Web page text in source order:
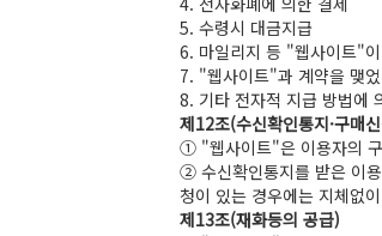
5. 수령시 대금지급
6. 마일리지 등 "웹사이트"
7. "웹사이트"과 계약을 맺
8. 기타 전자적 지급 방법에
제12조(수신확인통지·구매
① "웹사이트"은 이용자의 구
② 수신확인통지를 받은 이
청이 있는 경우에는 지체없
제13조(재화등의 공급)